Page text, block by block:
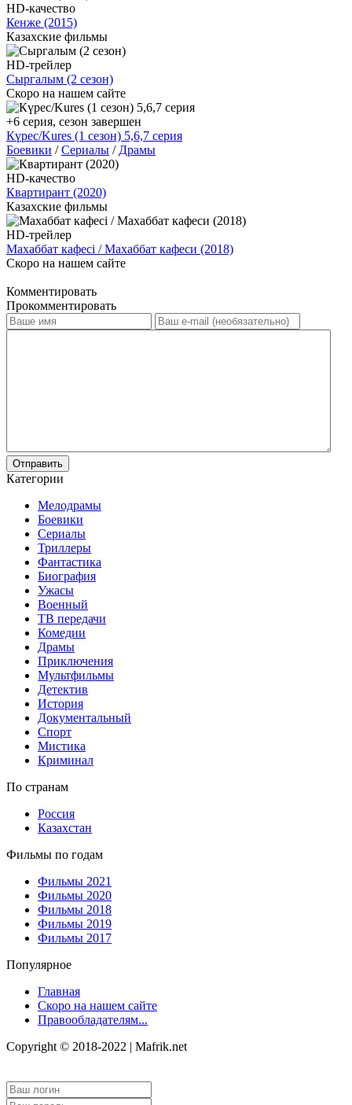
HD-качество
Кенже (2015)
Казахские фильмы
HD-трейлер
Сыргалым (2 сезон)
Скоро на нашем сайте
+6 серия, сезон завершен
Күрес/Kures (1 сезон) 5,6,7 серия
Боевики /Сериалы / Драмы
HD-качество
Квартирант (2020)
Казахские фильмы
HD-трейлер
Махаббат кафесi / Махаббат кафеси (2018)
Скоро на нашем сайте
Комментировать
Прокомментировать
Отправить
Категории
Мелодрамы
Боевики
Сериалы
Триллеры
Фантастика
Биография
Ужасы
Военный
ТВ передачи
Комедии
Драмы
Приключения
Мультфильмы
Детектив
История
Документальный
Спорт
Мистика
Криминал
По странам
Россия
Казахстан
Фильмы по годам
Фильмы 2021
Фильмы 2020
Фильмы 2018
Фильмы 2019
Фильмы 2017
Популярное
Главная
Скоро на нашем сайте
Правообладателям...
Copyright © 2018-2022 | Mafrik.net